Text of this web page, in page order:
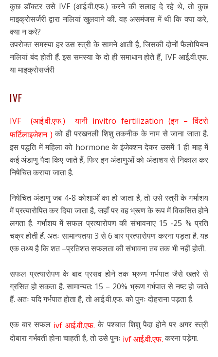
कुछ डॉक्टर उसे IVF (आई.वी.एफ.) करने की सलाह दे रहे थे, तो कुछ
माइक्रोसर्जरी द्वारा नलियां खुलवाने की. वह असमंजस में थी कि क्या करे,
क्या न करे?
उपरोक्त समस्या हर उस स्त्री के सामने आती है, जिसकी दोनों फैलोपियन
नलियां बंद होती हैं. इस समस्या के दो ही समाधान होते हैं, IVF आई.वी.एफ.
या माइक्रोसर्जरी
IVF
IVF (आई.वी.एफ.) यानी invitro fertilization (इन – विंटरो
फर्टिलाइजेशन ) को ही परखनली शिशु तकनीक के नाम से जाना जाता है.
इस पद्धति में महिला को hormone के इंजेक्शन देकर उसमें 1 ही माह में
कई अंडाणु पैदा किए जाते हैं, फिर इन अंडाणुओं को अंडाशय से निकाल कर
निषेचित कराया जाता है.
निषेचित अंडाणु जब 4-8 कोशाओं का हो जाता है, तो उसे स्त्री के गर्भाशय
में प्रत्यारोपित कर दिया जाता है, जहाँ पर वह भ्रूण के रूप में विकसित होने
लगता है. गर्भाशय में सफल प्रत्यारोपण की संभावनाए 15 -25 % प्रति
चक्र होती हैं. अतः सामान्यतया 3 से 6 बार प्रत्यारोपण करना पड़ता है. यह
एक तथ्य है कि शत –प्रतिशत सफलता की संभावना तब तक भी नहीं होती.
सफल प्रत्यारोपण के बाद प्रसव होने तक भ्रूण गर्भपात जैसे खतरे से
ग्रसित हो सकता है. सामान्यत: 15 – 20% भ्रूण गर्भपात से नष्ट हो जाते
हैं. अतः यदि गर्भपात होता है, तो आई.वी.एफ. को पुनः दोहराना पड़ता है.
एक बार सफल ivf आई.वी.एफ. के पश्चात शिशु पैदा होने पर अगर स्त्री
दोबारा गर्भवती होना चाहती है, तो उसे पुनः ivf आई.वी.एफ.करना पड़ेगा.